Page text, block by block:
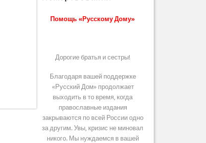
Помощь «Русскому Дому»
Дорогие братья и сестры!
Благодаря вашей поддержке
«Русский Дом» продолжает
выходить в то время, когда
православные издания
закрываются по всей России одно
за другим. Увы, кризис не миновал
никого. Мы нуждаемся в вашей